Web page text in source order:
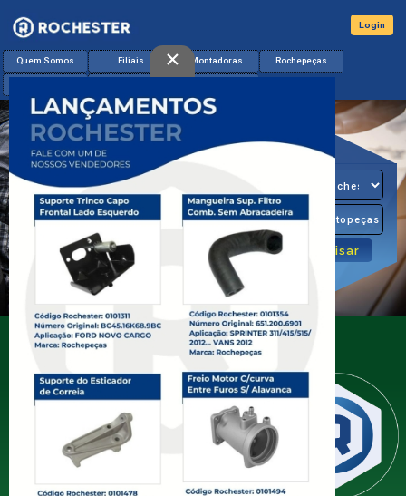
×
Quem Somos Filiais Montadoras Rochepeças
Login
O Seu
Distribuidor
de Miudezas
Diesel
A Rochester é líder no mercado de
estando presente em todo o
território brasileiro com mais de 60
anos de experiência dedicados
exclusivamente ao setor